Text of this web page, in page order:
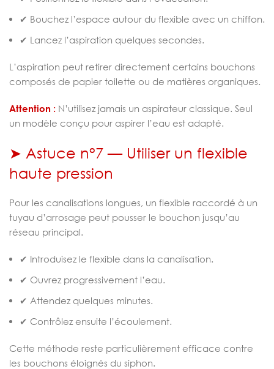
✔ Bouchez l’espace autour du flexible avec un chiffon.
✔ Lancez l’aspiration quelques secondes.
L’aspiration peut retirer directement certains bouchons
composés de papier toilette ou de matières organiques.
Attention : N’utilisez jamais un aspirateur classique. Seul
un modèle conçu pour aspirer l’eau est adapté.
➤ Astuce n°7 — Utiliser un flexible
haute pression
Pour les canalisations longues, un flexible raccordé à un
tuyau d’arrosage peut pousser le bouchon jusqu’au
réseau principal.
✔ Introduisez le flexible dans la canalisation.
✔ Ouvrez progressivement l’eau.
✔ Attendez quelques minutes.
✔ Contrôlez ensuite l’écoulement.
Cette méthode reste particulièrement efficace contre
les bouchons éloignés du siphon.